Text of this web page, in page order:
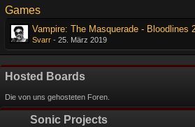
Games
Vampire: The Masquerade - Bloodlines
Svarr - 25. März 2019
Hosted Boards
Die von uns gehosteten Foren.
Sonic Projects